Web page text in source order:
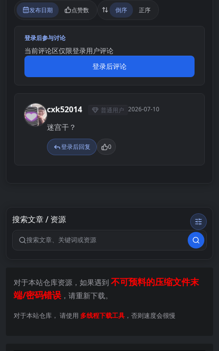
发布日期 点赞数 倒序 正序
登录后参与讨论
当前评论区仅限登录用户评论
登录后评论
C cxk52014 普通用户 2026-07-10
迷宫干？
登录后回复 0
搜索文章 / 资源
搜索关键词
对于本站仓库资源，如果遇到 不可预料的压缩文件末
端/密码错误 ，请重新下载。
对于本站仓库， 请使用 多线程下载工具 ，否则速度会很慢